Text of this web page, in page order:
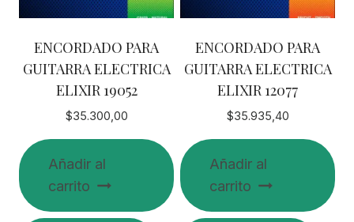
ENCORDADO PARA
GUITARRA ELECTRICA
ELIXIR 19052
$35.300,00
Añadir al
carrito
ENCORDADO PARA
GUITARRA ELECTRICA
ELIXIR 12077
$35.935,40
Añadir al
carrito